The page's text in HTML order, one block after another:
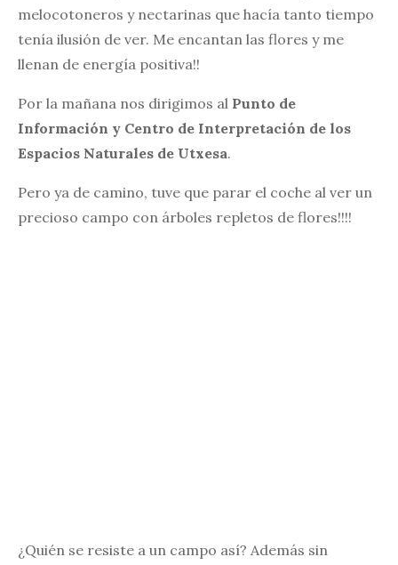
melocotoneros y nectarinas que hacía tanto tiempo
tenía ilusión de ver. Me encantan las flores y me
llenan de energía positiva!!
Por la mañana nos dirigimos al Punto de
Información y Centro de Interpretación de los
Espacios Naturales de Utxesa.
Pero ya de camino, tuve que parar el coche al ver un
precioso campo con árboles repletos de flores!!!!
¿Quién se resiste a un campo así? Además sin